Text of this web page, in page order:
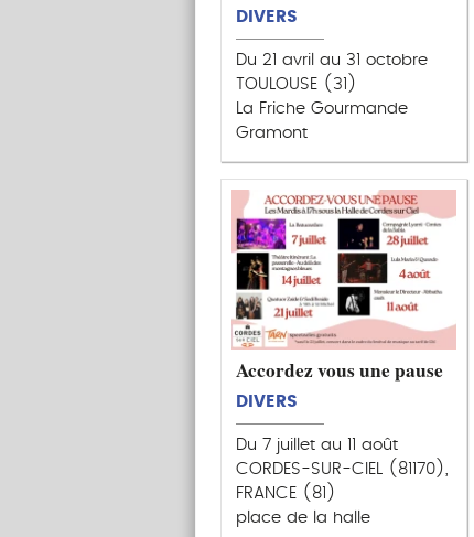
DIVERS
Du 21 avril au 31 octobre
TOULOUSE (31)
La Friche Gourmande
Gramont
Accordez vous une pause
DIVERS
Du 7 juillet au 11 août
CORDES-SUR-CIEL (81170),
FRANCE (81)
place de la halle